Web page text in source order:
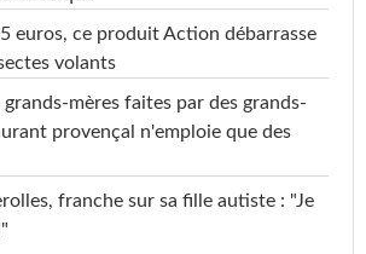
euros, ce produit Action débarrasse
volants
mères faites par des grands-
provençal n'emploie que des
franche sur sa fille autiste : "Je